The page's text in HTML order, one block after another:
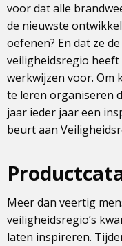
voor dat alle
de nieuwste
oefenen? En dat ze
veiligheidsregio
werkwijzen voor. Om
te leren organiseren
jaar ieder jaar een
beurt aan
Meer dan veertig
veiligheidsregio’s
laten inspireren.